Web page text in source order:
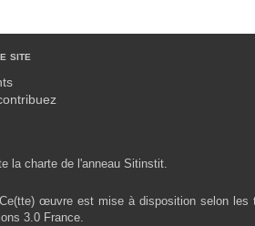
site
la charte de l'anneau Sitinstit.
Ce(tte) œuvre est mise à disposition selon les
3.0 France.